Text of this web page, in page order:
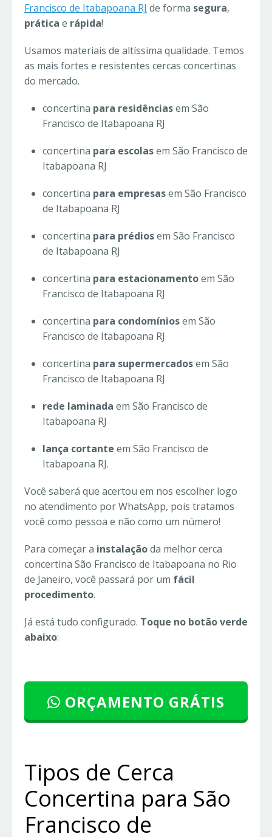
Francisco de Itabapoana RJ de forma segura,
prática e rápida!
Usamos materiais de altíssima qualidade. Temos
as mais fortes e resistentes cercas concertinas
do mercado.
concertina para residênciasem São
Francisco de Itabapoana RJ
concertina para escolasem São Francisco de
Itabapoana RJ
concertina para empresasem São Francisco
de Itabapoana RJ
concertina para prédiosem São Francisco
de Itabapoana RJ
concertina para estacionamentoem São
Francisco de Itabapoana RJ
concertina para condomíniosem São
Francisco de Itabapoana RJ
concertina para supermercadosem São
Francisco de Itabapoana RJ
rede laminada em São Francisco de
Itabapoana RJ
lança cortante em São Francisco de
Itabapoana RJ.
Você saberá que acertou em nos escolher logo
no atendimento por WhatsApp, pois tratamos
você como pessoa e não como um número!
Para começar a instalaçãoda melhor cerca
concertina São Francisco de Itabapoana no Rio
de Janeiro, você passará por um fácil
procedimento.
Já está tudo configurado. Toque no botão verde
abaixo:
ORÇAMENTO GRÁTIS
Tipos de Cerca
Concertina para São
Francisco de